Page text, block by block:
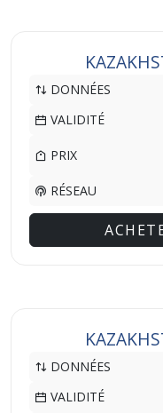
DONNÉES
VALIDITÉ
PRIX
RÉSEAU
DONNÉES
VALIDITÉ